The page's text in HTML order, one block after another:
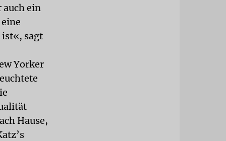
auch ein
ist«, sagt
Yorker
Hause,